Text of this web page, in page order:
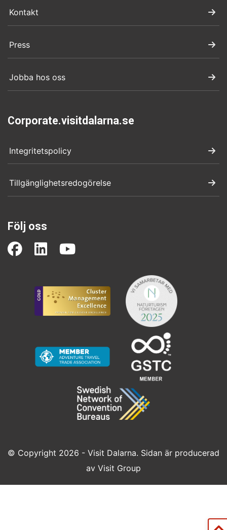
Kontakt
Press
Jobba hos oss
Corporate.visitdalarna.se
Integritetspolicy
Tillgänglighetsredogörelse
Följ oss
(opens in a new window)
(opens in a new window)
(opens in a new
© Copyright 2026 - Visit Dalarna. Sidan är producerad
av Visit Group